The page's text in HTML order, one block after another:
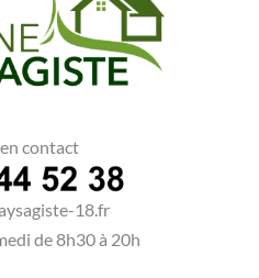
contact
18.fr
de 8h30 à 20h